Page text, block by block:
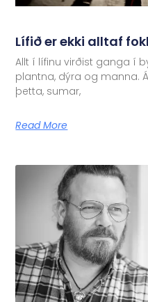
Lífið er ekki alltaf
Allt í lífinu virðist ganga í
plantna, dýra og manna.
þetta, sumar,
Read More